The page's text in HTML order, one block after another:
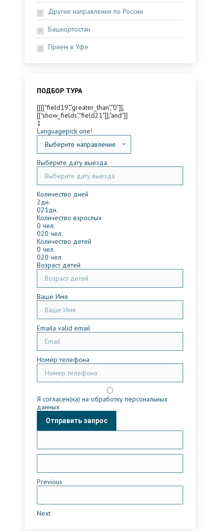
Другие направления по России
Башкортостан
Прием в Уфе
ПОДБОР ТУРА
[[[["field19","greater_than","0"]],
[["show_fields","field21"]],"and"]]
1
Languagepick one!
Выберите дату выезда
Количество дней
2дн.
021дн.
Количество взрослых
0 чел.
020 чел.
Количество детей
0 чел.
020 чел.
Возраст детей
Ваше Имя
Emaila valid email
Номер телефона
Я согласен(на) на обработку персональных
данных
Отправить запрос
Previous
Next